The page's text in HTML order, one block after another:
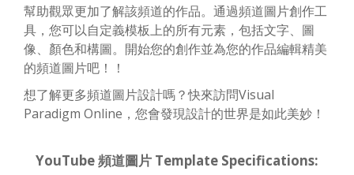
幫助觀眾更加了解該頻道的作品。通過頻道圖片創作工
具，您可以自定義模板上的所有元素，包括文字、圖
像、顏色和構圖。開始您的創作並為您的作品編輯精美
的頻道圖片吧！！
想了解更多頻道圖片設計嗎？快來訪問Visual
Paradigm Online，您會發現設計的世界是如此美妙！
YouTube 頻道圖片 Template Specifications: